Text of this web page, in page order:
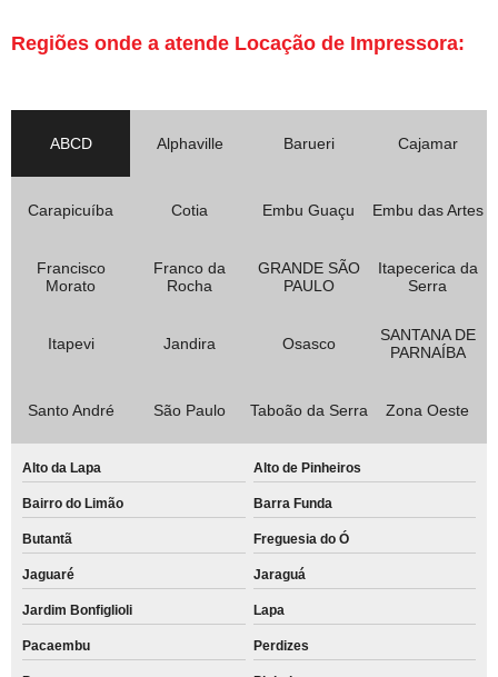
Regiões onde a atende Locação de Impressora:
ABCD Alphaville Barueri Cajamar
Carapicuíba Cotia Embu Guaçu Embu das Artes
Francisco
Morato
Franco da
Rocha
GRANDE SÃO
PAULO
Itapecerica da
Serra
Itapevi Jandira Osasco
SANTANA DE
PARNAÍBA
Santo André São Paulo Taboão da Serra Zona Oeste
Alto da Lapa Alto de Pinheiros
Bairro do Limão Barra Funda
Butantã Freguesia do Ó
Jaguaré Jaraguá
Jardim Bonfiglioli Lapa
Pacaembu Perdizes